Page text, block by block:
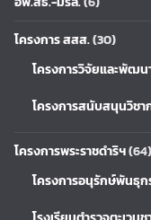
โครงการ สสส.(30)
โครงการวิจัยและพัฒ
โครงการสนับสนุนวิช
โครงการพระราชดำริฯ(64)
โครงการอนุรักษ์พันธุ